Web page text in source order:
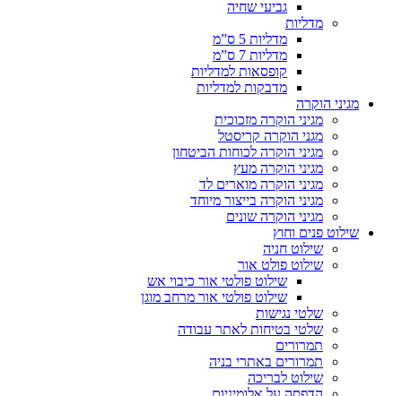
גביעי שחיה
מדליות
מדליות 5 ס”מ
מדליות 7 ס”מ
קופסאות למדליות
מדבקות למדליות
מגיני הוקרה
מגיני הוקרה מזכוכית
מגני הוקרה קריסטל
מגיני הוקרה לכוחות הביטחון
מגיני הוקרה מעץ
מגיני הוקרה מוארים לד
מגיני הוקרה בייצור מיוחד
מגיני הוקרה שונים
שילוט פנים וחוץ
שילוט חניה
שילוט פולט אור
שילוט פולטי אור כיבוי אש
שילוט פולטי אור מרחב מוגן
שלטי נגישות
שלטי בטיחות לאתר עבודה
תמרורים
תמרורים באתרי בניה
שילוט לבריכה